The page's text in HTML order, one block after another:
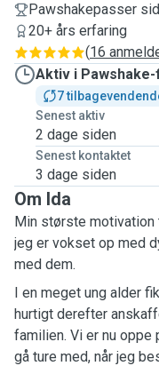
Pawshakepasser
20+ års erfaring
(16
Aktiv i
7
Senest aktiv
2 dage siden
Senest kontaktet
3 dage siden
Om Ida
Min største
jeg er vokset op med
med dem.
I en meget ung alder
hurtigt derefter
familien. Vi er nu oppe
gå ture med, når jeg